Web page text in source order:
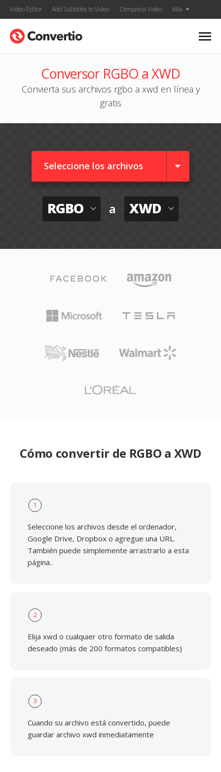
Video Editor Add Subtitles to Video Compress Video Más
Conversor RGBO a XWD
Convierta sus archivos rgbo a xwd en línea y
gratis
Seleccione los archivos
RGBO a XWD
Cómo convertir de RGBO a XWD
1
Seleccione los archivos desde el ordenador,
Google Drive, Dropbox o agregue una URL.
También puede simplemente arrastrarlo a esta
página..
2
Elija xwd o cualquier otro formato de salida
deseado (más de 200 formatos compatibles)
3
Cuando su archivo está convertido, puede
guardar archivo xwd inmediatamente